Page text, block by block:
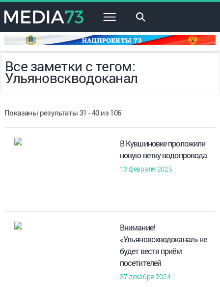
×
Все заметки с тегом:
Ульяновскводоканал
Показаны результаты 31 - 40 из 106
В Кувшиновке проложили
новую ветку водопровода
13 февраля 2025
Внимание!
«Ульяновскводоканал» не
будет вести приём
посетителей
27 декабря 2024